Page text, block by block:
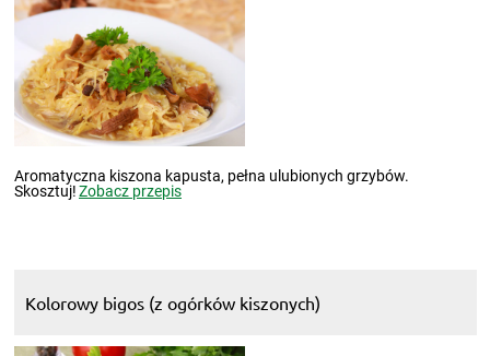
Aromatyczna kiszona kapusta, pełna ulubionych grzybów.
Skosztuj!Zobacz przepis
Kolorowy bigos (z ogórków kiszonych)